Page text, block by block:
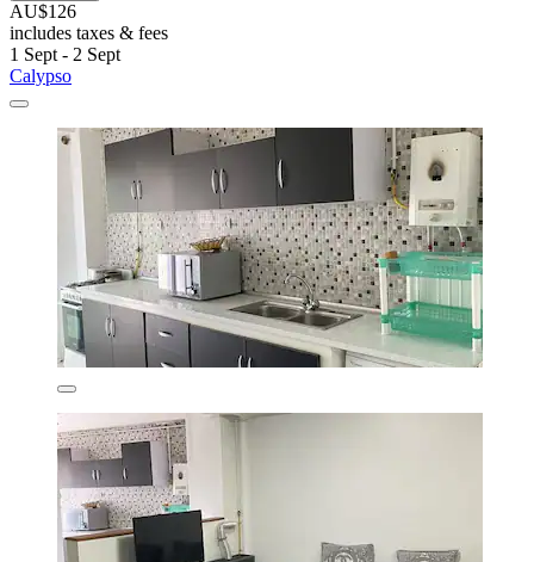
AU$126
includes taxes & fees
1 Sept - 2 Sept
Calypso